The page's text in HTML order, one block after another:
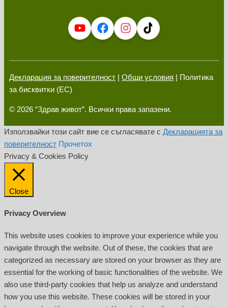
Декларация за поверителност | Общи условия | Политика
за бисквитки (ЕС)
© 2026 “Здрав живот”. Всички права запазени.
Използвайки този сайт вие се съгласявате с Декларацията за
поверителност Прочетох
Privacy & Cookies Policy
Close
Privacy Overview
This website uses cookies to improve your experience while you
navigate through the website. Out of these, the cookies that are
categorized as necessary are stored on your browser as they are
essential for the working of basic functionalities of the website. We
also use third-party cookies that help us analyze and understand
how you use this website. These cookies will be stored in your